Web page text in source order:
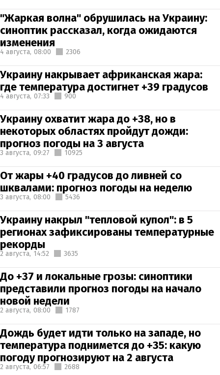
"Жаркая волна" обрушилась на Украину:
синоптик рассказал, когда ожидаются
изменения
4 августа, 08:00 2306
Украину накрывает африканская жара:
где температура достигнет +39 градусов
4 августа, 07:33 900
Украину охватит жара до +38, но в
некоторых областях пройдут дожди:
прогноз погоды на 3 августа
3 августа, 09:27 10925
От жары +40 градусов до ливней со
шквалами: прогноз погоды на неделю
3 августа, 08:00 5436
Украину накрыл "тепловой купол": в 5
регионах зафиксированы температурные
рекорды
2 августа, 14:52 3635
До +37 и локальные грозы: синоптики
представили прогноз погоды на начало
новой недели
2 августа, 08:00 1787
Дождь будет идти только на западе, но
температура поднимется до +35: какую
погоду прогнозируют на 2 августа
2 августа, 06:57 2688